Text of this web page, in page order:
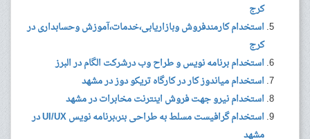
کرج
استخدام کارمندفروش وبازاریابی،خدمات،آموزش وحسابداری در
کرج
استخدام برنامه نویس و طراح وب درشرکت الگام در البرز
استخدام میاندوز کار در کارگاه تریکو دوز در مشهد
استخدام نیرو جهت فروش اینترنت مخابرات در مشهد
استخدام گرافیست مسلط به طراحی بنر،برنامه نویس UI/UX در
مشهد